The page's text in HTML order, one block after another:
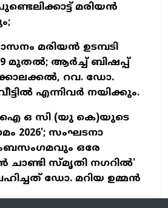
മരിയന്‍
മരിയന്‍ ഉടമ്പടി
മുതല്‍; ആര്‍ച്ച് ബിഷപ്പ്
റവ. ഡോ.
എന്നിവര്‍ നയിക്കും.
ഒ സി (യു കെ)യുടെ
2026'; സംഘടനാ
ഒരേ
ചാണ്ടി സ്മൃതി നഗറില്‍'
ഡോ. മറിയ ഉമ്മന്‍